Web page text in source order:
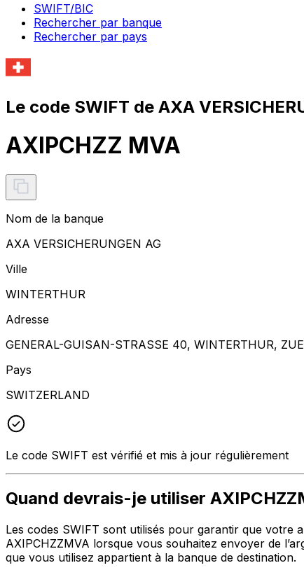
SWIFT/BIC
Rechercher par banque
Rechercher par pays
Le code SWIFT de AXA
AXIPCHZZ MVA
Nom de la banque
AXA VERSICHERUNGEN AG
Ville
WINTERTHUR
Adresse
GENERAL-GUISAN-STRASSE 40, WINTERTHUR,
Pays
SWITZERLAND
Le code SWIFT est vérifié et mis à jour régulièrement
Quand devrais-je utiliser
Les codes SWIFT sont utilisés pour garantir que votre
AXIPCHZZMVA lorsque vous souhaitez envoyer de
que vous utilisez appartient à la banque de destination.